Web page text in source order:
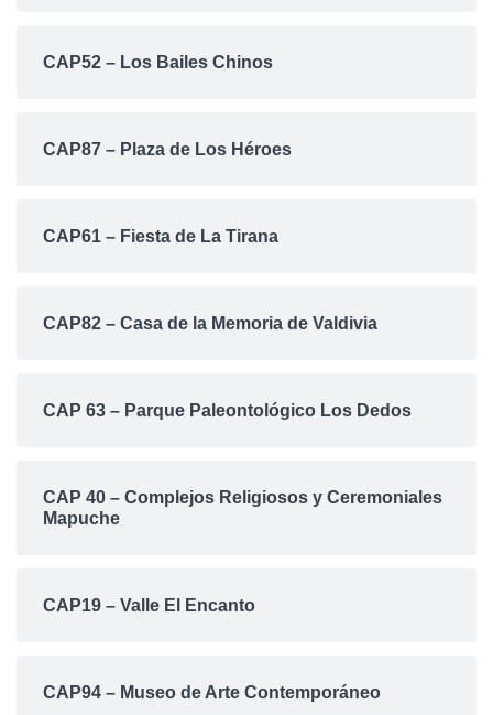
CAP52 – Los Bailes Chinos
CAP87 – Plaza de Los Héroes
CAP61 – Fiesta de La Tirana
CAP82 – Casa de la Memoria de Valdivia
CAP 63 – Parque Paleontológico Los Dedos
CAP 40 – Complejos Religiosos y Ceremoniales
Mapuche
CAP19 – Valle El Encanto
CAP94 – Museo de Arte Contemporáneo